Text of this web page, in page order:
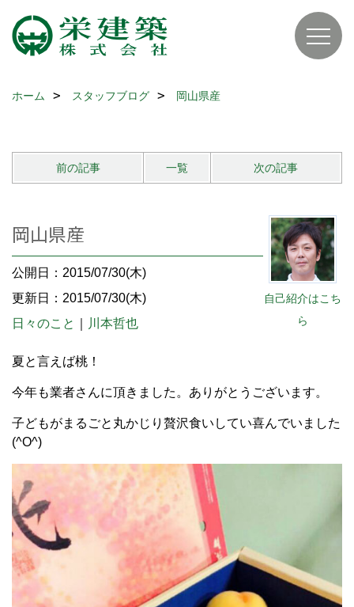
ホーム スタッフブログ 岡山県産
前の記事 一覧 次の記事
自己紹介はこち
ら
岡山県産
公開日：2015/07/30(木)
更新日：2015/07/30(木)
日々のこと
川本哲也
夏と言えば桃！
今年も業者さんに頂きました。ありがとうございます。
子どもがまるごと丸かじり贅沢食いしてい喜んでいました
(^O^)